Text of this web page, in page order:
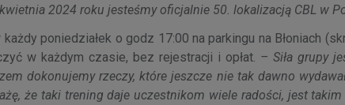
2024 roku jesteśmy oficjalnie 50. lokalizacją CBL w
poniedziałek o godz 17:00 na parkingu na Błoniach
w każdym czasie, bez rejestracji i opłat. – Siła grupy
dokonujemy rzeczy, które jeszcze nie tak dawno
że taki trening daje uczestnikom wiele radości, jest